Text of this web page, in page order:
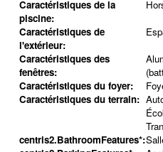
Caractéristiques de la
piscine:
Caractéristiques de
l'extérieur:
Caractéristiques des
fenêtres:
Caractéristiques du foyer:
Caractéristiques du terrain:
centris2.BathroomFeatures*: